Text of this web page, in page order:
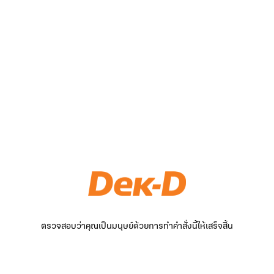
ตรวจสอบว่าคุณเป็นมนุษย์ด้วยการทำคำสั่งนี้ให้เสร็จสิ้น